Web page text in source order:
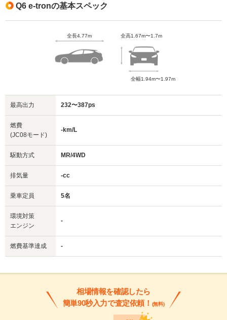
Q6 e-tronの基本スペック
全長4.77m 全高1.67m〜1.7m
全幅1.94m〜1.97m
最高出力 232〜387ps
燃費
(JC08モード)
-km/L
駆動方式 MR/4WD
排気量 -cc
乗車定員 5名
環境対策
エンジン
-
燃費基準達成 -
相場情報を確認したら
簡単90秒入力で査定依頼！ (無料)